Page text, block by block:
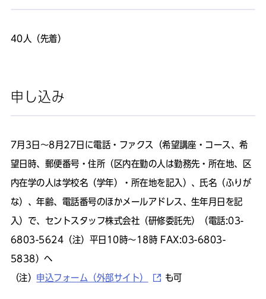
40人（先着）
申し込み
7月3日～8月27日に電話・ファクス（希望講座・コース、希
望日時、郵便番号・住所（区内在勤の人は勤務先・所在地、区
内在学の人は学校名（学年）・所在地を記入）、氏名（ふりが
な）、年齢、電話番号のほかメールアドレス、生年月日を記
入）で、セントスタッフ株式会社（研修委託先）（電話:03-
6803-5624（注）平日10時～18時 FAX:03-6803-
5838）へ
（注） 申込フォーム（外部サイト） も可